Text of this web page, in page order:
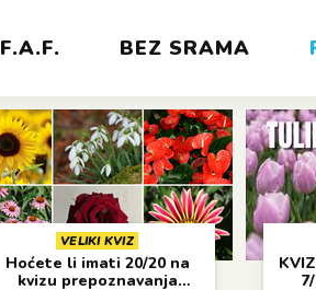
F.A.F. BEZ SRAMA
VELIKI KVIZ
Hoćete li imati 20/20 na
kvizu prepoznavanja